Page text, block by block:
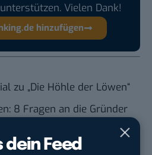
Feed
Vielen Dank!
hinzufügen
zu „Die Höhle der Löwen“
8 Fragen an die Gründer
DS Produkte – die